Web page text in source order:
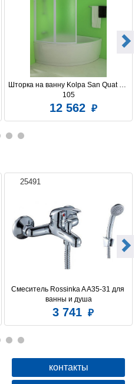
Шторка на ванну Kolpa San Quat TP
105
12 562
25491
Смеситель Rossinka A A35-31 для
ванны и душа
3 741
контакты